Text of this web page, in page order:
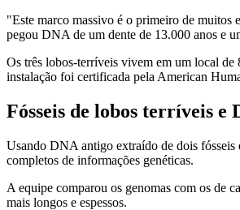
"Este marco massivo é o primeiro de muitos
pegou DNA de um dente de 13.000 anos e
Os três lobos-terríveis vivem em um local de
instalação foi certificada pela American
Fósseis de lobos terríveis e
Usando DNA antigo extraído de dois fósseis
completos de informações genéticas.
A equipe comparou os genomas com os de
mais longos e espessos.